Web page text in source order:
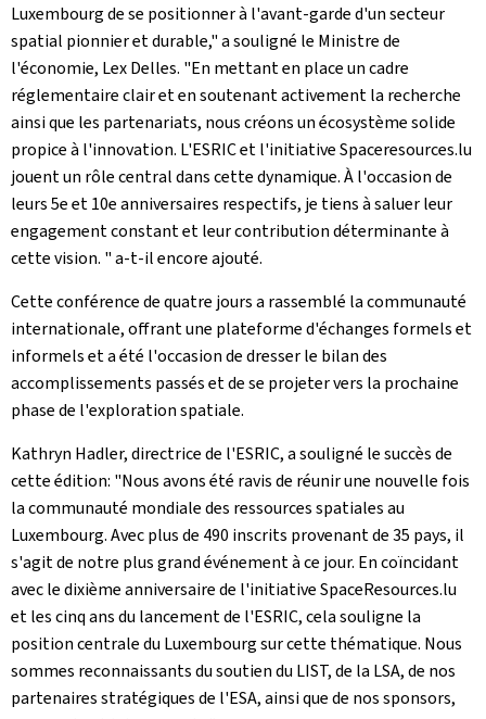
Luxembourg de se positionner à l'avant-garde d'un secteur
spatial pionnier et durable," a souligné le Ministre de
l'économie, Lex Delles. "En mettant en place un cadre
réglementaire clair et en soutenant activement la recherche
ainsi que les partenariats, nous créons un écosystème solide
propice à l'innovation. L'ESRIC et l'initiative Spaceresources.lu
jouent un rôle central dans cette dynamique. À l'occasion de
leurs 5e et 10e anniversaires respectifs, je tiens à saluer leur
engagement constant et leur contribution déterminante à
cette vision. " a-t-il encore ajouté.
Cette conférence de quatre jours a rassemblé la communauté
internationale, offrant une plateforme d'échanges formels et
informels et a été l'occasion de dresser le bilan des
accomplissements passés et de se projeter vers la prochaine
phase de l'exploration spatiale.
Kathryn Hadler, directrice de l'ESRIC, a souligné le succès de
cette édition: "Nous avons été ravis de réunir une nouvelle fois
la communauté mondiale des ressources spatiales au
Luxembourg. Avec plus de 490 inscrits provenant de 35 pays, il
s'agit de notre plus grand événement à ce jour. En coïncidant
avec le dixième anniversaire de l'initiative SpaceResources.lu
et les cinq ans du lancement de l'ESRIC, cela souligne la
position centrale du Luxembourg sur cette thématique. Nous
sommes reconnaissants du soutien du LIST, de la LSA, de nos
partenaires stratégiques de l'ESA, ainsi que de nos sponsors,